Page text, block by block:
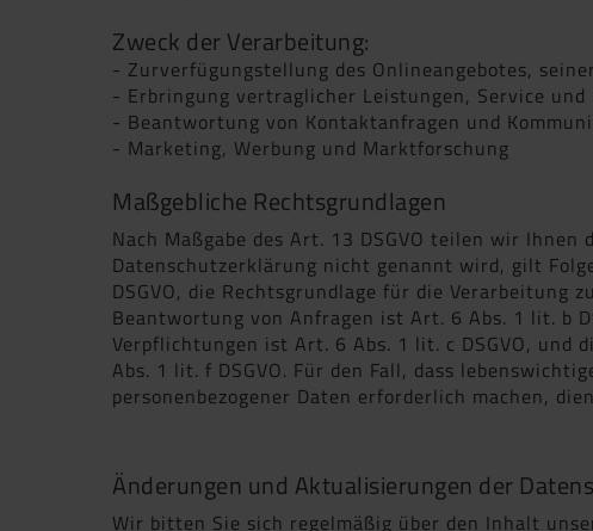
Zweck der Verarbeitung:
- Zurverfügungstellung des Onlineangebotes,
- Erbringung vertraglicher Leistungen, Service und
- Beantwortung von Kontaktanfragen und
- Marketing, Werbung und Marktforschung
Maßgebliche Rechtsgrundlagen
Nach Maßgabe des Art. 13 DSGVO teilen wir
Datenschutzerklärung nicht genannt wird, gilt
DSGVO, die Rechtsgrundlage für die
Beantwortung von Anfragen ist Art. 6 Abs. 1 lit. b
Verpflichtungen ist Art. 6 Abs. 1 lit. c DSGVO,
Abs. 1 lit. f DSGVO. Für den Fall, dass
personenbezogener Daten erforderlich machen,
Änderungen und Aktualisierungen der
Wir bitten Sie sich regelmäßig über den Inhalt